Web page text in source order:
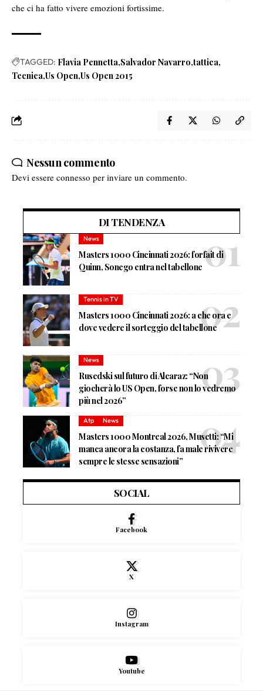
che ci ha fatto vivere emozioni fortissime.
TAGGED: Flavia Pennetta Salvador Navarro tattica
Tecnica Us Open Us Open 2015
Nessun commento
Devi essere connesso per inviare un commento.
DI TENDENZA
News
Masters 1000 Cincinnati 2026: forfait di
Quinn, Sonego entra nel tabellone
Tennis in TV
Masters 1000 Cincinnati 2026: a che ora e
dove vedere il sorteggio del tabellone
News
Rusedski sul futuro di Alcaraz: “Non
giocherà lo US Open, forse non lo vedremo
più nel 2026”
Atp News
Masters 1000 Montreal 2026, Musetti: “Mi
manca ancora la costanza, fa male rivivere
sempre le stesse sensazioni”
SOCIAL
Facebook
X
Instagram
Youtube